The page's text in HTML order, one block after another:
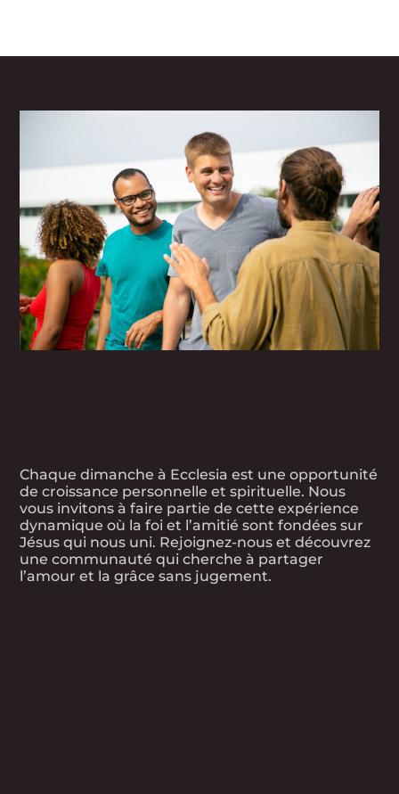
Chaque dimanche à Ecclesia est une opportunité
de croissance personnelle et spirituelle. Nous
vous invitons à faire partie de cette expérience
dynamique où la foi et l’amitié sont fondées sur
Jésus qui nous uni. Rejoignez-nous et découvrez
une communauté qui cherche à partager
l’amour et la grâce sans jugement.